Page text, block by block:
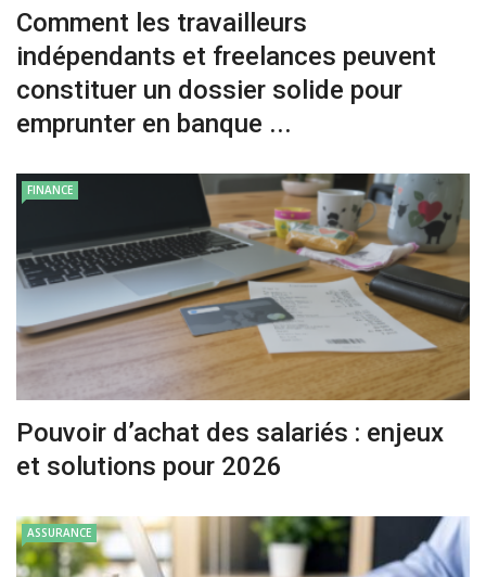
Comment les travailleurs
indépendants et freelances peuvent
constituer un dossier solide pour
emprunter en banque ...
FINANCE
Pouvoir d’achat des salariés : enjeux
et solutions pour 2026
ASSURANCE